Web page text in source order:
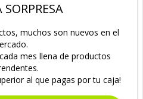
SORPRESA
muchos son nuevos en el
mes llena de productos
al que pagas por tu caja!